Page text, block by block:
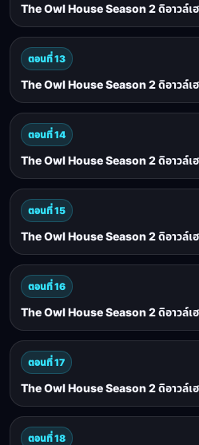
The Owl House Season 2 ดิอาวล์เ
ตอนที่ 13
The Owl House Season 2 ดิอาวล์เ
ตอนที่ 14
The Owl House Season 2 ดิอาวล์เ
ตอนที่ 15
The Owl House Season 2 ดิอาวล์เ
ตอนที่ 16
The Owl House Season 2 ดิอาวล์เ
ตอนที่ 17
The Owl House Season 2 ดิอาวล์เ
ตอนที่ 18